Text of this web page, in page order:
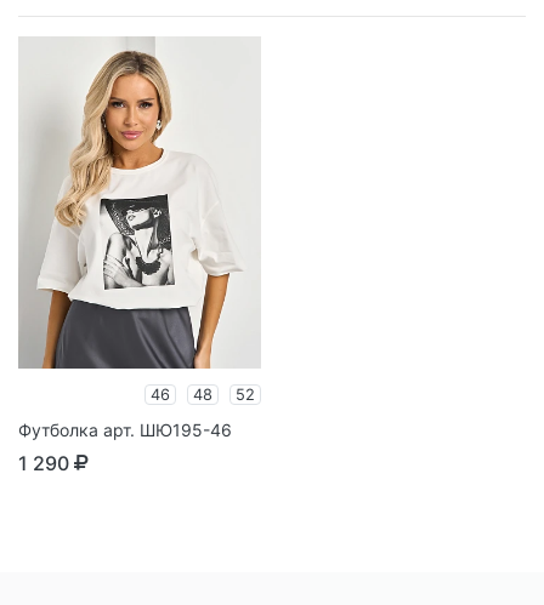
46 48 52
Футболка арт. ШЮ195-46
1 290